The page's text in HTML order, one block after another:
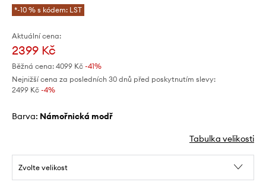
*-10 % s kódem: LST
Aktuální cena:
2399 Kč
Běžná cena: 4099 Kč -41%
Nejnižší cena za posledních 30 dnů před poskytnutím slevy:
2499 Kč -4%
Barva: námořnická modř
Tabulka velikosti
Zvolte velikost